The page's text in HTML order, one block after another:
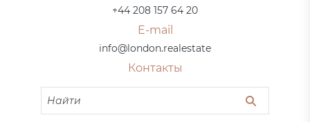
+44 208 157 64 20
E-mail
info@london.realestate
Контакты